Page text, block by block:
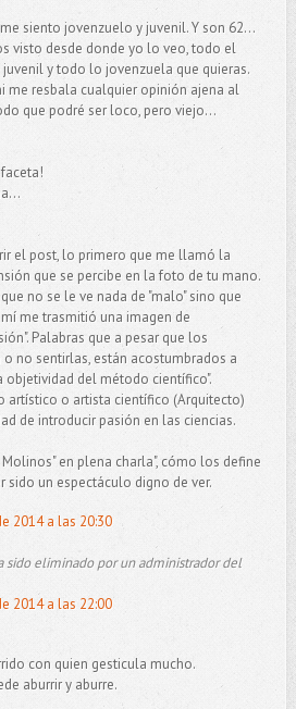
siento jovenzuelo y juvenil. Y son 62...
visto desde donde yo lo veo, todo el
y todo lo jovenzuela que quieras.
me resbala cualquier opinión ajena al
que podré ser loco, pero viejo...
faceta!
el post, lo primero que me llamó la
que se percibe en la foto de tu mano.
no se le ve nada de "malo" sino que
me trasmitió una imagen de
Palabras que a pesar que los
no sentirlas, están acostumbrados a
objetividad del método científico".
artístico o artista científico (Arquitecto)
de introducir pasión en las ciencias.
Molinos" en plena charla", cómo los define
sido un espectáculo digno de ver.
2014 a las 20:30
sido eliminado por un administrador del
2014 a las 22:00
con quien gesticula mucho.
aburrir y aburre.